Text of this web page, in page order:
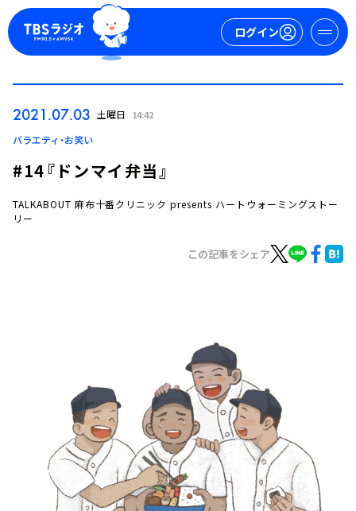
ログイン
ログイン
イベント・グッズ
YouTube
会社情報
2021.07.03 土曜日 14:42
バラエティ・お笑い
#14『ドンマイ弁当』
TALKABOUT 麻布十番クリニック presents ハートウォーミングストー
リー
この記事をシェア